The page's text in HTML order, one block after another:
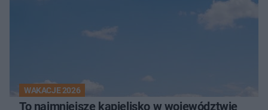
WAKACJE 2026
To najmniejsze kąpielisko w województwie